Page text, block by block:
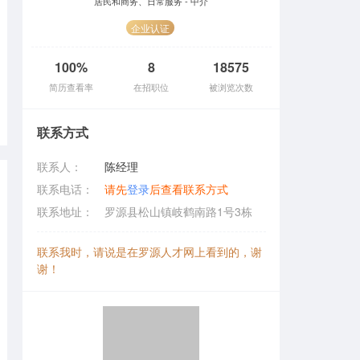
企业认证
100%
简历查看率
8
在招职位
18575
被浏览次数
联系方式
联系人：
陈经理
联系电话：
请先登录后查看联系方式
联系地址：
罗源县松山镇岐鹤南路1号3栋
联系我时，请说是在罗源人才网上看到的，谢
谢！